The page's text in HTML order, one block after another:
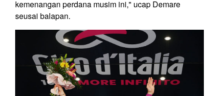
kemenangan perdana musim ini," ucap Demare
seusai balapan.